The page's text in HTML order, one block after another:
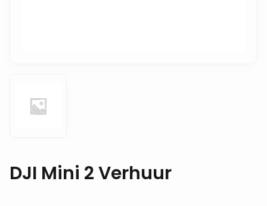
DJI Mini 2 Verhuur